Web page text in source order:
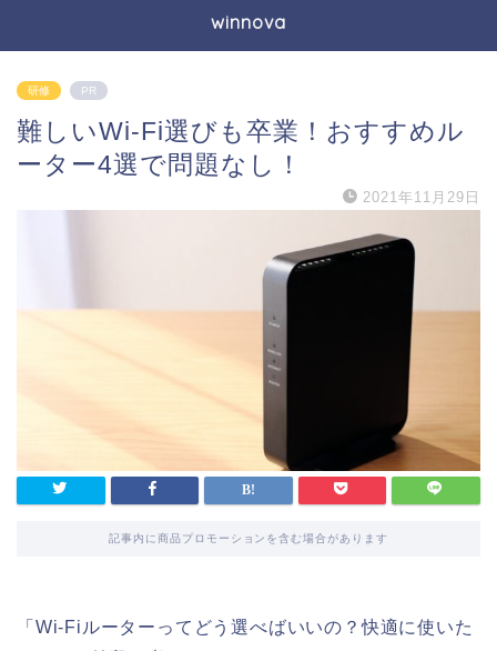
winnova
研修 PR
難しいWi-Fi選びも卒業！おすすめル
ーター4選で問題なし！
2021年11月29日
記事内に商品プロモーションを含む場合があります
「Wi-Fiルーターってどう選べばいいの？快適に使いた